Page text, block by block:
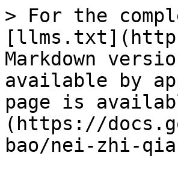
> For the
Markdown
available by
page is
(https://
bao/nei-zhi-